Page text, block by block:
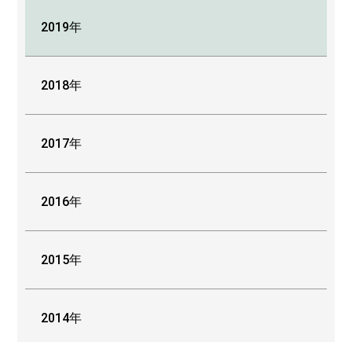
2019年
2018年
2017年
2016年
2015年
2014年